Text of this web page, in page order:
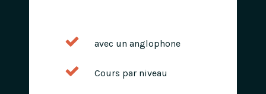
avec un anglophone
Cours par niveau